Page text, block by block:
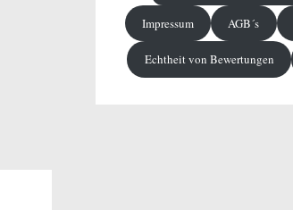
Impressum AGB´s
Echtheit von Bewertungen